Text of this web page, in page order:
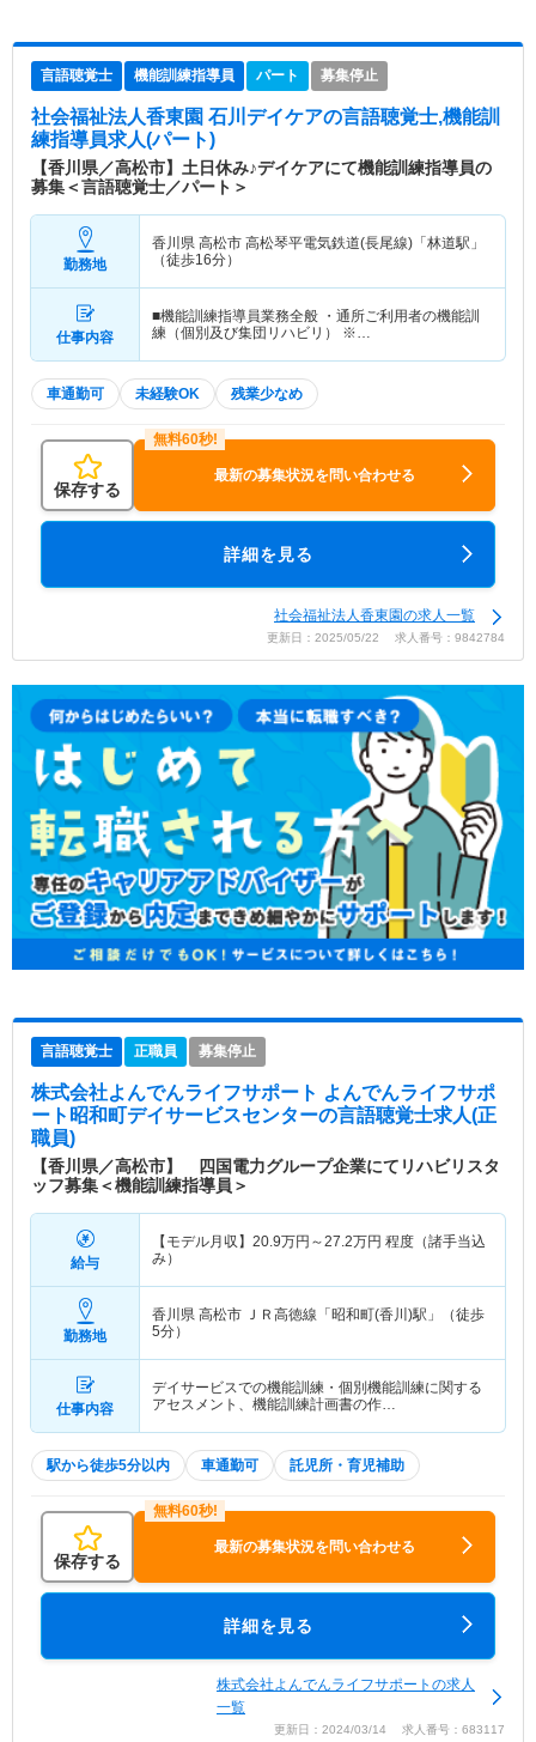
言語聴覚士 機能訓練指導員 パート 募集停止
社会福祉法人香東園 石川デイケアの言語聴覚士,機能訓
練指導員求人(パート)
【香川県／高松市】土日休み♪デイケアにて機能訓練指導員の
募集＜言語聴覚士／パート＞
勤務地
香川県 高松市 高松琴平電気鉄道(長尾線)「林道駅」
（徒歩16分）
仕事内容
■機能訓練指導員業務全般 ・通所ご利用者の機能訓
練（個別及び集団リハビリ） ※…
車通勤可 未経験OK 残業少なめ
保存する
最新の募集状況を問い合わせる
詳細を見る
社会福祉法人香東園の求人一覧
更新日：2025/05/22 求人番号：9842784
言語聴覚士 正職員 募集停止
株式会社よんでんライフサポート よんでんライフサポ
ート昭和町デイサービスセンターの言語聴覚士求人(正
職員)
【香川県／高松市】 四国電力グループ企業にてリハビリスタ
ッフ募集＜機能訓練指導員＞
給与
【モデル月収】 20.9万円～27.2万円 程度（諸手当込
み）
勤務地
香川県 高松市 ＪＲ高徳線「昭和町(香川)駅」（徒歩
5分）
仕事内容
デイサービスでの機能訓練・個別機能訓練に関する
アセスメント、機能訓練計画書の作…
駅から徒歩5分以内 車通勤可 託児所・育児補助
保存する
最新の募集状況を問い合わせる
詳細を見る
株式会社よんでんライフサポートの求人
一覧
更新日：2024/03/14 求人番号：683117